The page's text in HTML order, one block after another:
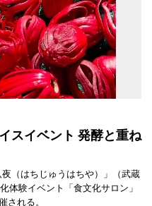
スイベント 発酵と重ね
（はちじゅうはちや）」（武蔵
体験イベント「食文化サロン」
される。